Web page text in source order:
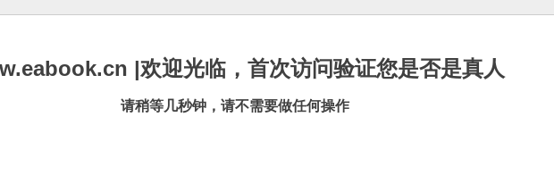
|欢迎光临，首次访问验证您是否是真人
请稍等几秒钟，请不需要做任何操作